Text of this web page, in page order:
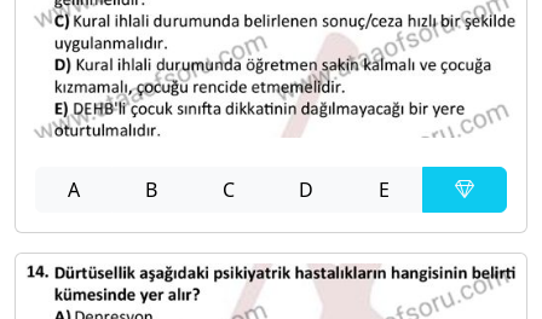
A B C D E